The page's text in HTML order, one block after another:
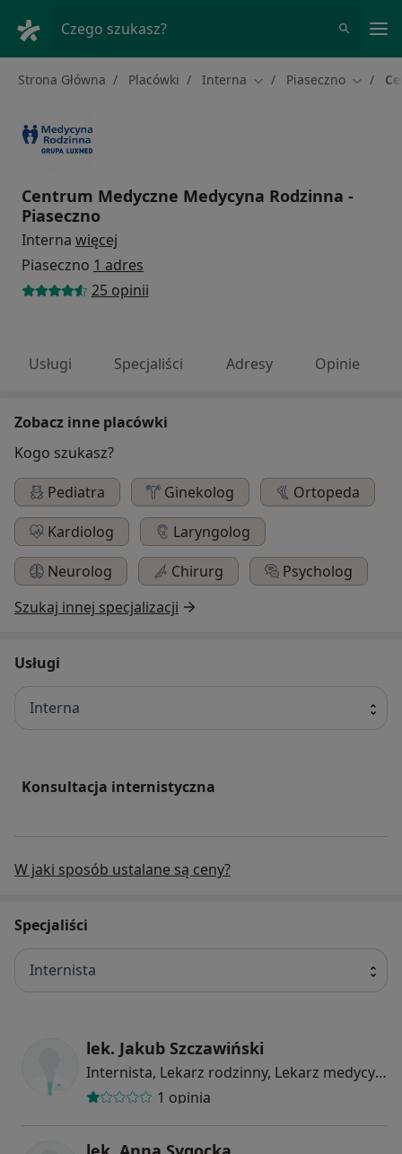
Czego szukasz?
Strona Główna Placówki Interna Zmień miasto
Piaseczno Zmień
Centrum Medyczne Medycyna Rodzinna -
Piaseczno
Interna więcej
Piaseczno 1 adres
25 opinii
Usługi Specjaliści Adresy Opinie
Zobacz inne placówki
Kogo szukasz?
Pediatra
Ginekolog
Ortopeda
Kardiolog
Laryngolog
Neurolog
Chirurg
Psycholog
Szukaj innej specjalizacji
Usługi
Interna
Konsultacja internistyczna
W jaki sposób ustalane są ceny?
Specjaliści
Internista
lek. Jakub Szczawiński
Internista, Lekarz rodzinny, Lekarz medycyny pracy
1 opinia